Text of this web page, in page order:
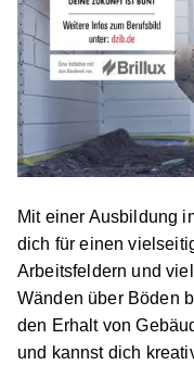
Mit einer Ausbildung
dich für einen
Arbeitsfeldern und
Wänden über Böden
den Erhalt von
und kannst dich